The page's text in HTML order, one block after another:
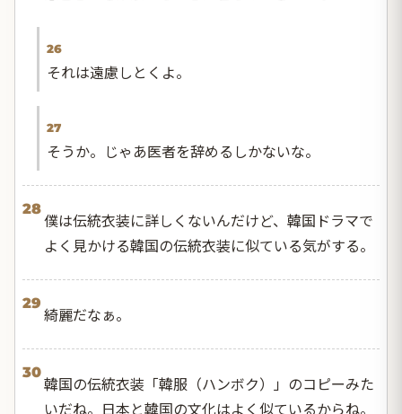
26
それは遠慮しとくよ。
27
そうか。じゃあ医者を辞めるしかないな。
28
僕は伝統衣装に詳しくないんだけど、韓国ドラマで
よく見かける韓国の伝統衣装に似ている気がする。
29
綺麗だなぁ。
30
韓国の伝統衣装「韓服（ハンボク）」のコピーみた
いだね。日本と韓国の文化はよく似ているからね。